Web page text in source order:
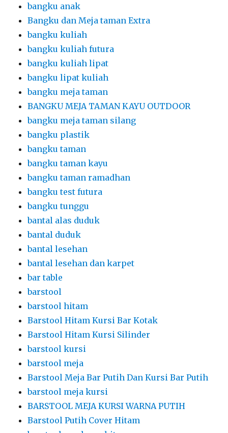
bangku anak
Bangku dan Meja taman Extra
bangku kuliah
bangku kuliah futura
bangku kuliah lipat
bangku lipat kuliah
bangku meja taman
BANGKU MEJA TAMAN KAYU OUTDOOR
bangku meja taman silang
bangku plastik
bangku taman
bangku taman kayu
bangku taman ramadhan
bangku test futura
bangku tunggu
bantal alas duduk
bantal duduk
bantal lesehan
bantal lesehan dan karpet
bar table
barstool
barstool hitam
Barstool Hitam Kursi Bar Kotak
Barstool Hitam Kursi Silinder
barstool kursi
barstool meja
Barstool Meja Bar Putih Dan Kursi Bar Putih
barstool meja kursi
BARSTOOL MEJA KURSI WARNA PUTIH
Barstool Putih Cover Hitam